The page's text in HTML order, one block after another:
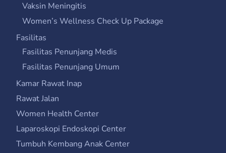
Vaksin Meningitis
Women’s Wellness Check Up Package
Fasilitas
Fasilitas Penunjang Medis
Fasilitas Penunjang Umum
Kamar Rawat Inap
Rawat Jalan
Women Health Center
Laparoskopi Endoskopi Center
Tumbuh Kembang Anak Center